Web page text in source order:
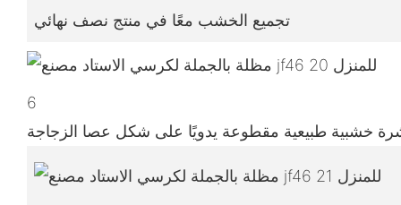
تجميع الخشب معًا في منتج نصف نهائي
6
خشبية طبيعية مقطوعة يدويًا على شكل عصا الزجاجة